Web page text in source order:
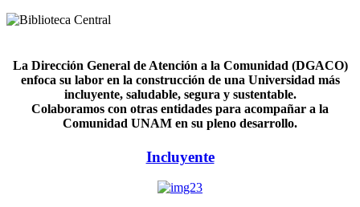
La Dirección General de Atención a la Comunidad (DGACO)
enfoca su labor en la construcción de una Universidad más
incluyente, saludable, segura y sustentable.
Colaboramos con otras entidades para acompañar a la
Comunidad UNAM en su pleno desarrollo.
Incluyente